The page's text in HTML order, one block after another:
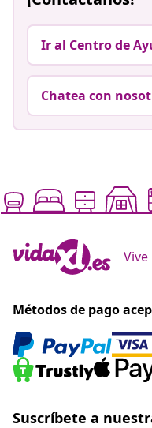
Ir al Centro de
Chatea con
Métodos de pago
Suscríbete a